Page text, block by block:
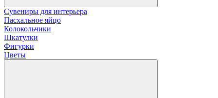
Сувениры для интерьера
Пасхальное яйцо
Колокольчики
Шкатулки
Фигурки
Цветы